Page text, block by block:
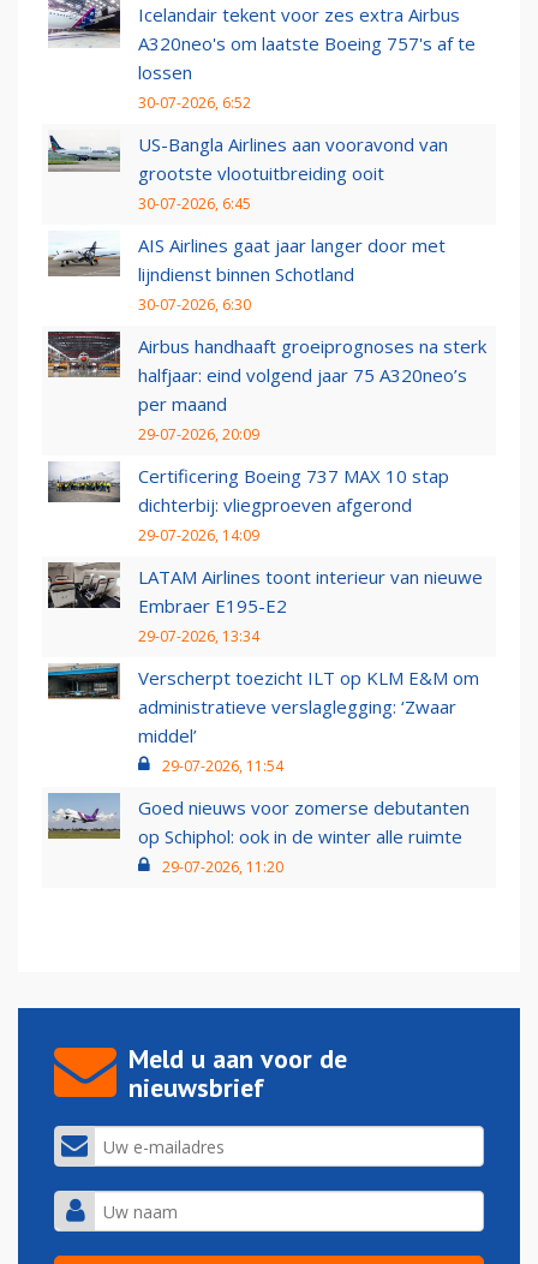
Icelandair tekent voor zes extra Airbus
A320neo's om laatste Boeing 757's af te
lossen
30-07-2026, 6:52
US-Bangla Airlines aan vooravond van
grootste vlootuitbreiding ooit
30-07-2026, 6:45
AIS Airlines gaat jaar langer door met
lijndienst binnen Schotland
30-07-2026, 6:30
Airbus handhaaft groeiprognoses na sterk
halfjaar: eind volgend jaar 75 A320neo’s
per maand
29-07-2026, 20:09
Certificering Boeing 737 MAX 10 stap
dichterbij: vliegproeven afgerond
29-07-2026, 14:09
LATAM Airlines toont interieur van nieuwe
Embraer E195-E2
29-07-2026, 13:34
Verscherpt toezicht ILT op KLM E&M om
administratieve verslaglegging: ‘Zwaar
middel’
29-07-2026, 11:54
Goed nieuws voor zomerse debutanten
op Schiphol: ook in de winter alle ruimte
29-07-2026, 11:20
Meld u aan voor de
nieuwsbrief